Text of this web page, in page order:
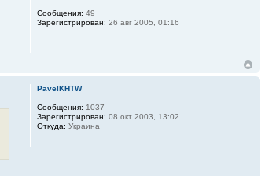
Сообщения: 49
Зарегистрирован: 26 авг 2005, 01:16
PavelKHTW
Сообщения: 1037
Зарегистрирован: 08 окт 2003, 13:02
Откуда: Украина